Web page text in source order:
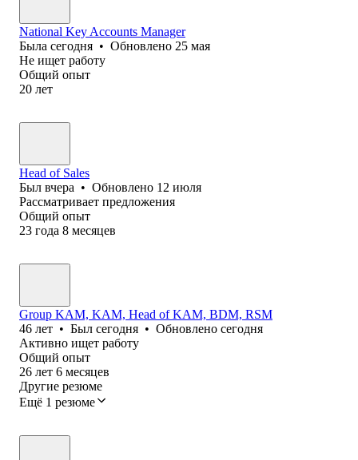
National Key Accounts Manager
Была сегодня • Обновлено 25 мая
Не ищет работу
Общий опыт
20 лет
Head of Sales
Был вчера • Обновлено 12 июля
Рассматривает предложения
Общий опыт
23 года 8 месяцев
Group KAM, KAM, Head of KAM, BDM, RSM
46 лет • Был сегодня • Обновлено сегодня
Активно ищет работу
Общий опыт
26 лет 6 месяцев
Другие резюме
Ещё 1 резюме